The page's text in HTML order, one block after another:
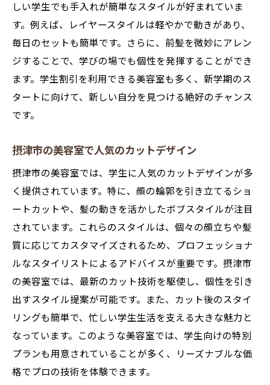
しい学生でも手入れが簡単なスタイルが好まれていま
す。例えば、レイヤースタイルは軽やかで動きがあり、
毎日のセットも簡単です。さらに、前髪を微妙にアレン
ジすることで、学びの場でも個性を発揮することができ
ます。学生割引を利用できる美容室も多く、新学期のス
タートに向けて、新しい自分を見つける絶好のチャンス
です。
摂津市の美容室で人気のカットデザイン
摂津市の美容室では、学生に人気のカットデザインが多
く提供されています。特に、顔の輪郭を引き立てるショ
ートカットや、髪の動きを活かしたボブスタイルが注目
されています。これらのスタイルは、個々の顔立ちや髪
質に応じてカスタマイズされるため、プロフェッショナ
ルなスタイリストによるアドバイスが重要です。摂津市
の美容室では、最新のカット技術を駆使し、個性を引き
出すスタイル提案が可能です。また、カット後のスタイ
リングも簡単で、忙しい学生生活を支える大きな魅力と
なっています。このような美容室では、学生向けの特別
プランも用意されていることが多く、リーズナブルな価
格でプロの技術を体験できます。